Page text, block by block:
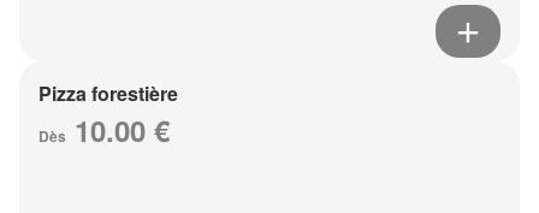
Pizza forestière
Dès 10.00 €